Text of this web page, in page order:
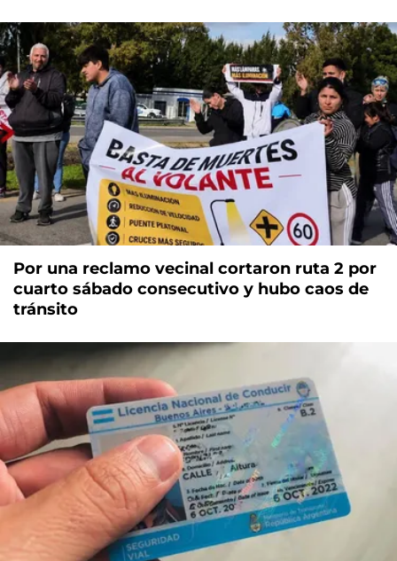
Por una reclamo vecinal cortaron ruta 2 por
cuarto sábado consecutivo y hubo caos de
tránsito